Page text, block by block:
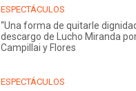
ESPECTÁCULOS
“Una forma de quitarle
descargo de Lucho Miranda
Campillai y Flores
ESPECTÁCULOS